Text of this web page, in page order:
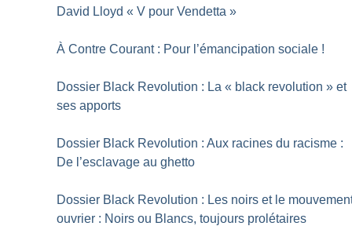
David Lloyd « V pour Vendetta »
À Contre Courant : Pour l’émancipation sociale !
Dossier Black Revolution : La « black revolution » et
ses apports
Dossier Black Revolution : Aux racines du racisme :
De l’esclavage au ghetto
Dossier Black Revolution : Les noirs et le
ouvrier : Noirs ou Blancs, toujours prolétaires